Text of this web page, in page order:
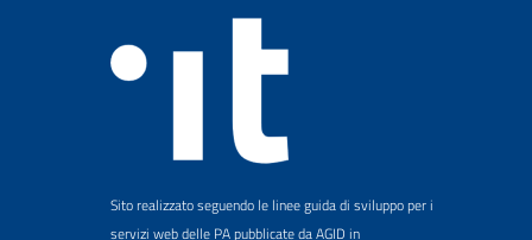
Sito realizzato seguendo le linee guida di sviluppo per i
servizi web delle PA pubblicate da AGID in